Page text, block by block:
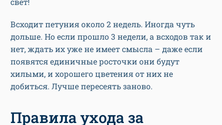
Всходит петуния около 2 недель. Иногда чуть
дольше. Но если прошло 3 недели, а всходов так и
нет, ждать их уже не имеет смысла – даже если
появятся единичные росточки они будут
хилыми, и хорошего цветения от них не
добиться. Лучше пересеять заново.
Правила ухода за